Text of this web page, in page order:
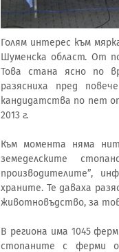
Голям интерес към
Шуменска област. От
Това стана ясно по
разясниха пред
кандидатства по пет
2013 г.
Към момента няма
земеделските
производителите”,
храните. Те даваха
животновъдство, за
В региона има 1045
стопаните с ферми